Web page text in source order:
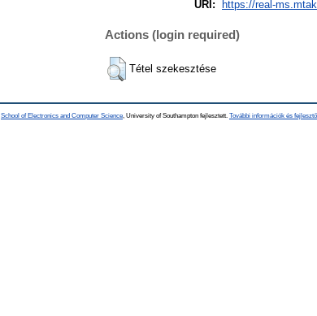
URI:
https://real-
Actions (login required)
Tétel szekesztése
School of Electronics and Computer Science , University of Southampton fejlesztett. További információk és